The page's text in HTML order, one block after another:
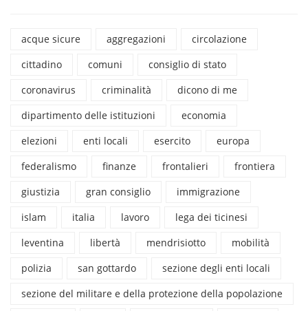
acque sicure aggregazioni
circolazione
cittadino
comuni
consiglio di stato
coronavirus
criminalità
dicono di me
dipartimento delle istituzioni
economia
elezioni
enti locali esercito
europa
federalismo
finanze frontalieri
frontiera
giustizia
gran consiglio
immigrazione
islam
italia lavoro
lega dei ticinesi
leventina
libertà mendrisiotto
mobilità
polizia
san gottardo
sezione degli enti locali
sezione del militare e della protezione della popolazione